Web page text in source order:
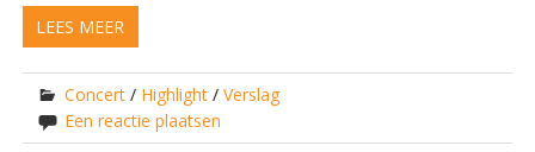
LEES MEER
Concert / Highlight /Verslag
Een reactie plaatsen